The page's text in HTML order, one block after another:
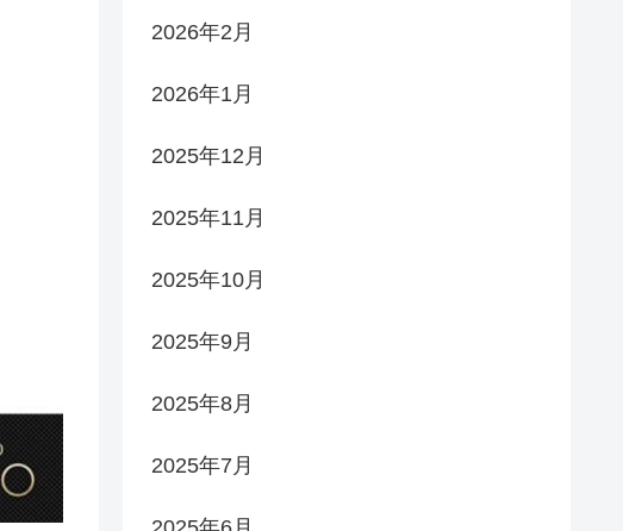
2026年2月
2026年1月
2025年12月
2025年11月
2025年10月
2025年9月
2025年8月
2025年7月